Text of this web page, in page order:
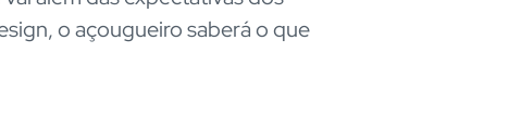
o açougueiro saberá o que